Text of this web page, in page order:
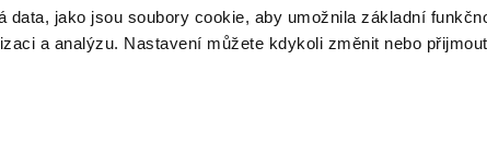
data, jako jsou soubory cookie, aby umožnila základní
a analýzu. Nastavení můžete kdykoli změnit nebo
Odesláním formuláře souhlasíte se zpracováním údajů za
účelem zasílání novinek.